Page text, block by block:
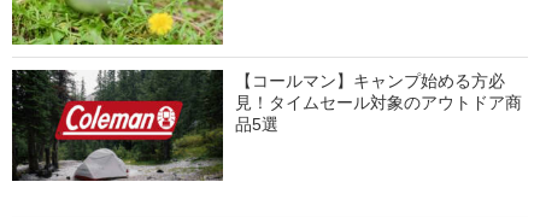
【コールマン】キャンプ始める方必
見！タイムセール対象のアウトドア商
品5選